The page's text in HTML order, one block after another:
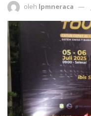
oleh lpmneraca